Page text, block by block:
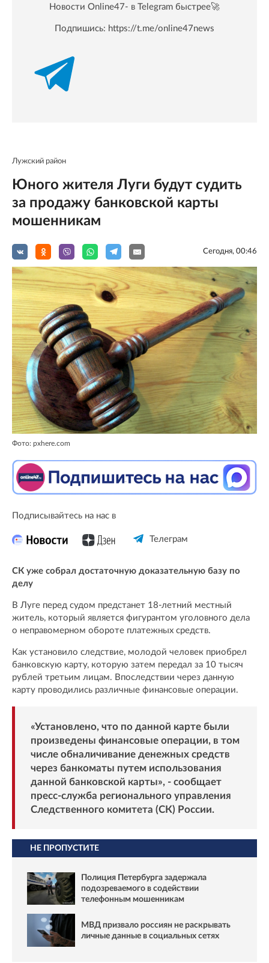
Новости Online47- в Telegram быстрее🚀
Подпишись: https://t.me/online47news
Лужский район
Юного жителя Луги будут судить
за продажу банковской карты
мошенникам
Сегодня, 00:46
Фото: pxhere.com
Подписывайтесь на нас в
Телеграм
СК уже собрал достаточную доказательную базу по
делу
В Луге перед судом предстанет 18-летний местный
житель, который является фигурантом уголовного дела
о неправомерном обороте платежных средств.
Как установило следствие, молодой человек приобрел
банковскую карту, которую затем передал за 10 тысяч
рублей третьим лицам. Впоследствии через данную
карту проводились различные финансовые операции.
«Установлено, что по данной карте были
произведены финансовые операции, в том
числе обналичивание денежных средств
через банкоматы путем использования
данной банковской карты», - сообщает
пресс-служба регионального управления
Следственного комитета (СК) России.
НЕ ПРОПУСТИТЕ
Полиция Петербурга задержала
подозреваемого в содействии
телефонным мошенникам
МВД призвало россиян не раскрывать
личные данные в социальных сетях